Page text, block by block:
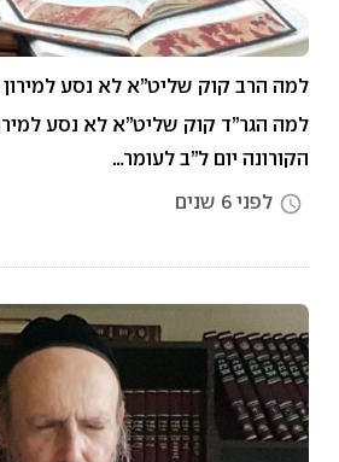
למה הרב קוק שליט”א לא נסע למירון
למה הגר”ד קוק שליט”א לא נסע
הקורונה יום ל”ב לעומר…
access_time לפני 6 שנים